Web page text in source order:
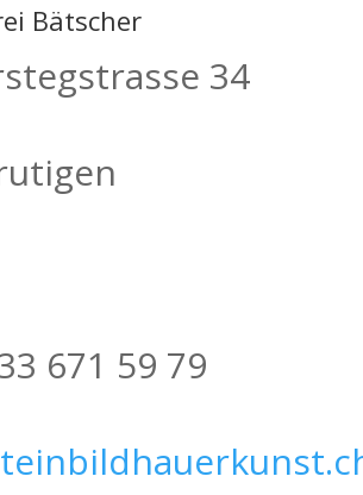
Bätscher
34
671 59 79